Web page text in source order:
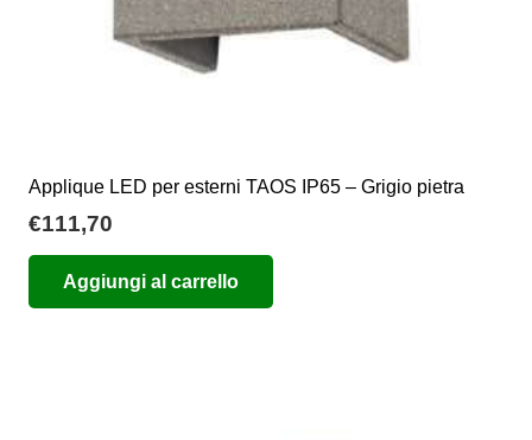
Applique LED per esterni TAOS IP65 – Grigio pietra
€111,70
Aggiungi al carrello